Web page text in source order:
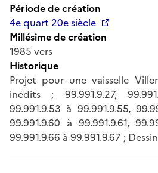
Période de création
4e quart 20e siècle
Millésime de création
1985 vers
Historique
Projet pour une vaisselle
inédits ; 99.991.9.27,
99.991.9.53 à 99.991.9.55,
99.991.9.60 à 99.991.9.61,
99.991.9.66 à 99.991.9.67 ;